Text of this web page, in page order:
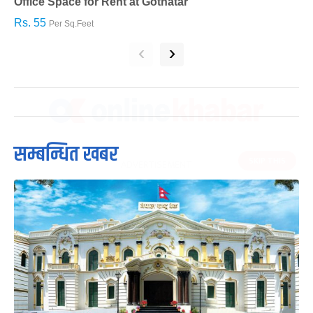
Rs. 55 Per Sq.Feet
‹ ›
सम्बन्धित खबर